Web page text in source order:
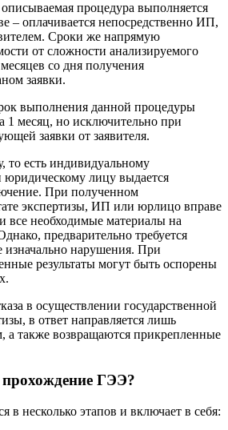
процедура выполняется
– оплачивается непосредственно ИП,
Сроки же напрямую
от сложности анализируемого
со дня получения
заявки.
выполнения данной процедуры
1 месяц, но исключительно при
заявки от заявителя.
то есть индивидуальному
лицу выдается
При полученном
экспертизы, ИП или юрлицо вправе
все необходимые материалы на
предварительно требуется
изначально нарушения. При
результаты могут быть оспорены
в осуществлении государственной
в ответ направляется лишь
а также возвращаются прикрепленные
ГЭЭ?
в несколько этапов и включает в себя: